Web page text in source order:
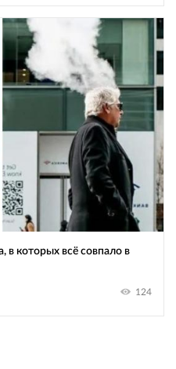
в которых всё совпало в
124